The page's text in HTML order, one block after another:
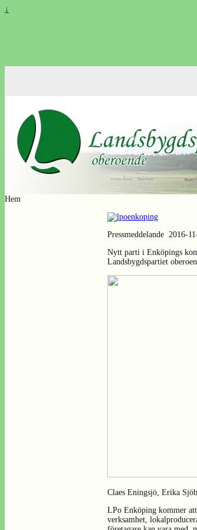
↓
Hem
Pressmeddelande 2016-
Nytt parti i Enköpings
Landsbygdspartiet
Claes Eningsjö, Erika
LPo Enköping kommer
verksamhet,